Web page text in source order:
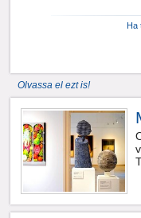
Ha
Olvassa el ezt is!